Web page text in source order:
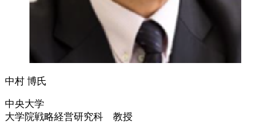
中村 博氏
中央大学
大学院戦略経営研究科 教授